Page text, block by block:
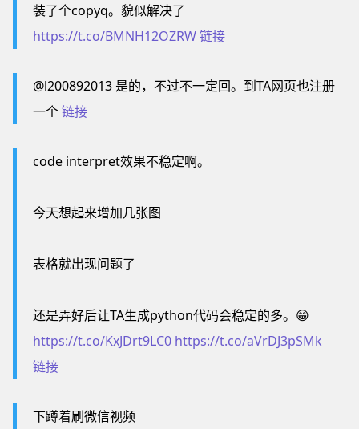
装了个copyq。貌似解决了
https://t.co/BMNH12OZRW链接
@l200892013 是的，不过不一定回。到TA网页也注册
一个链接
code interpret效果不稳定啊。
今天想起来增加几张图
表格就出现问题了
还是弄好后让TA生成python代码会稳定的多。😁
https://t.co/KxJDrt9LC0 https://t.co/aVrDJ3pSMk
链接
下蹲着刷微信视频